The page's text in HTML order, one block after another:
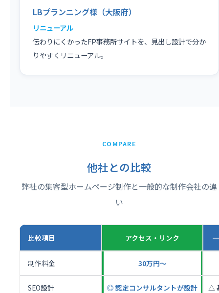
LBプランニング様（大阪府）
リニューアル
伝わりにくかったFP事務所サイトを、見出し設計で分か
りやすくリニューアル。
COMPARE
他社との比較
弊社の集客型ホームページ制作と一般的な制作会社の違
い
比較項目 アクセス・リンク
制作料金 30万円〜
SEO設計 ◎ 認定コンサルタントが設計 △